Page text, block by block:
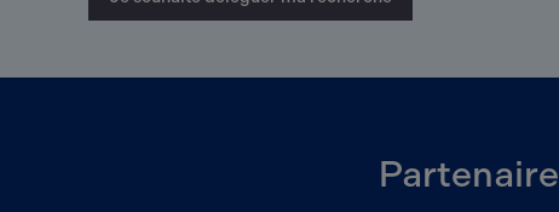
Partenaire